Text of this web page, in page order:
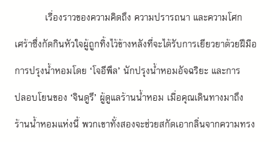
เรื่องราวของความคิดถึง ความปรารถนา และความโศก
เศร้าซึ่งกัดกินหัวใจผู้ถูกทิ้งไว้ข้างหลังที่จะได้รับการเยียวยาด้วยฝีมือ
การปรุงน้ำหอมโดย ‘โจอีพึล’ นักปรุงน้ำหอมอัจฉริยะ และการ
ปลอบโยนของ ‘จินดูรี’ ผู้ดูแลร้านน้ำหอม เมื่อคุณเดินทางมาถึง
ร้านน้ำหอมแห่งนี้ พวกเขาทั้งสองจะช่วยสกัดเอากลิ่นจากความทรง